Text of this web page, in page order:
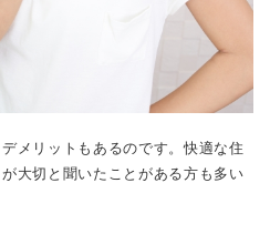
メリットもあるのです。快適な住
大切と聞いたことがある方も多い